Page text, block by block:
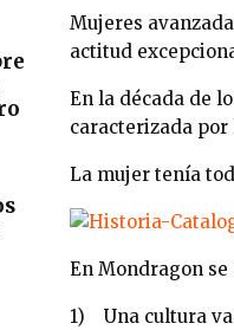
Mujeres
actitud
En la década de
caracterizada
La mujer tenía
En Mondragon se
1) Una cultura